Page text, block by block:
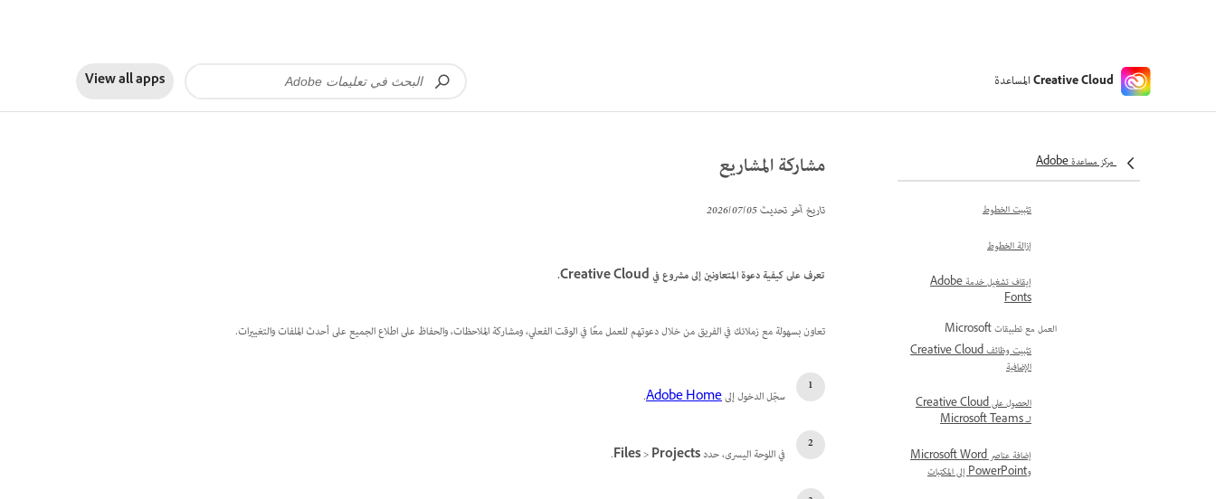
Creative Cloud المساعدة View all apps
مركز مساعدة Adobe
تثبيت الخطوط
إزالة الخطوط
إيقاف تشغيل خدمة Adobe
Fonts
العمل مع تطبيقات Microsoft
تثبيت وظائف Creative Cloud
الإضافية
الحصول على Creative Cloud
لـ Microsoft Teams
إضافة عناصر Microsoft Word
وPowerPoint إلى المكتبات
مشاركة المشاريع
تاريخ آخر تحديث05‏/07‏/2026
تعرف على كيفية دعوة المتعاونين إلى مشروع في Creative Cloud.
تعاون بسهولة مع زملائك في الفريق من خلال دعوتهم للعمل معًا في الوقت الفعلي، ومشاركة الملاحظات، والحفاظ على اطلاع الجميع على أحدث الملفات والتغييرات.
سجّل الدخول إلىAdobe Home
.
في اللوحة اليسرى، حدد Files>Projects
.